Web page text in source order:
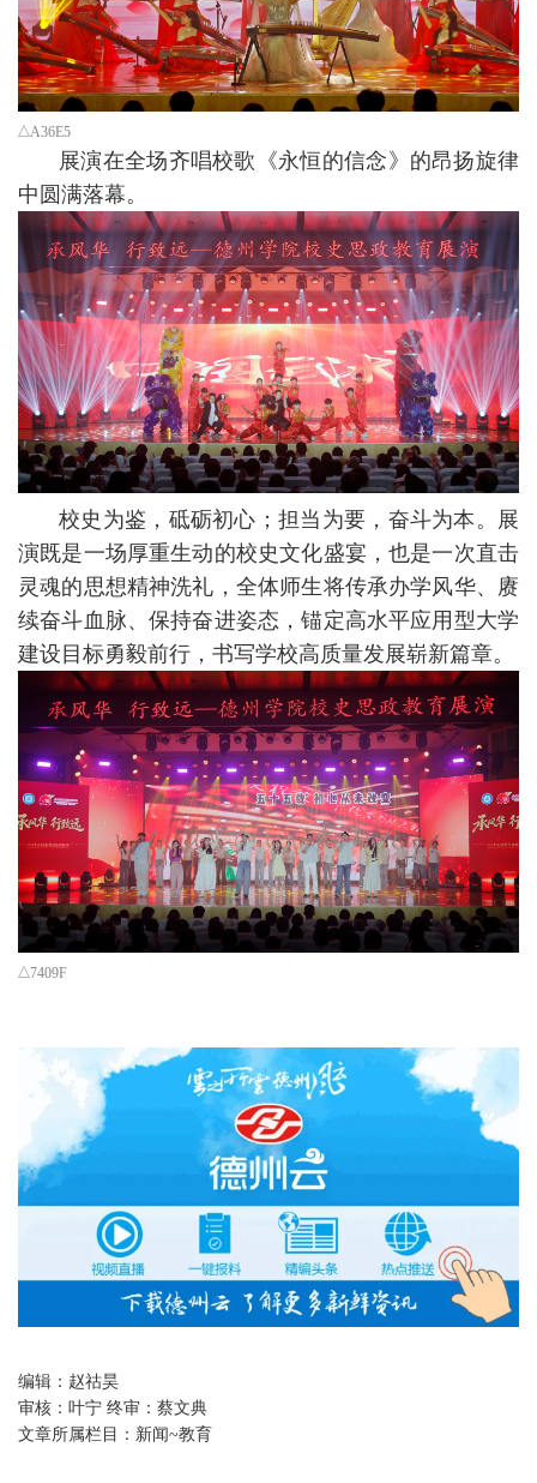
A36E5
展演在全场齐唱校歌《永恒的信念》的昂扬旋律
中圆满落幕。
校史为鉴，砥砺初心；担当为要，奋斗为本。展
演既是一场厚重生动的校史文化盛宴，也是一次直击
灵魂的思想精神洗礼， 全体师生将传承办学风华、赓
续奋斗血脉、保持奋进姿态，锚定高水平应用型大学
建设目标勇毅前行，书写学校高质量发展崭新篇章。
7409F
编辑： 赵祜昊
审核： 叶宁 终审：蔡文典
文章所属栏目： 新闻~教育